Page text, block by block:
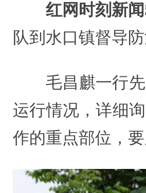
红网时刻新
队到水口镇督导
毛昌麒一行
运行情况，详细
作的重点部位，